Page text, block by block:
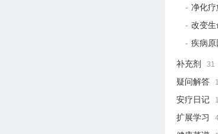
净化疗
改变
疾病
补充剂 31
疑问解答
安疗日记
扩展学习